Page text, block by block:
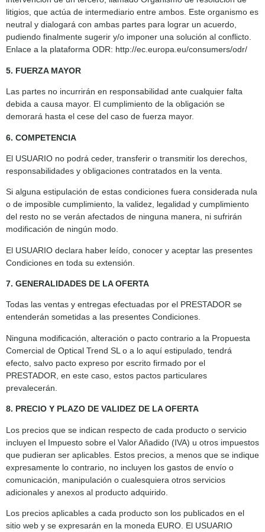
litigios, que actúa de intermediario entre ambos. Este organismo es
neutral y dialogará con ambas partes para lograr un acuerdo,
pudiendo finalmente sugerir y/o imponer una solución al conflicto.
Enlace a la plataforma ODR: http://ec.europa.eu/consumers/odr/
5. FUERZA MAYOR
Las partes no incurrirán en responsabilidad ante cualquier falta
debida a causa mayor. El cumplimiento de la obligación se
demorará hasta el cese del caso de fuerza mayor.
6. COMPETENCIA
El USUARIO no podrá ceder, transferir o transmitir los derechos,
responsabilidades y obligaciones contratados en la venta.
Si alguna estipulación de estas condiciones fuera considerada nula
o de imposible cumplimiento, la validez, legalidad y cumplimiento
del resto no se verán afectados de ninguna manera, ni sufrirán
modificación de ningún modo.
El USUARIO declara haber leído, conocer y aceptar las presentes
Condiciones en toda su extensión.
7. GENERALIDADES DE LA OFERTA
Todas las ventas y entregas efectuadas por el PRESTADOR se
entenderán sometidas a las presentes Condiciones.
Ninguna modificación, alteración o pacto contrario a la Propuesta
Comercial de Optical Trend SL o a lo aquí estipulado, tendrá
efecto, salvo pacto expreso por escrito firmado por el
PRESTADOR, en este caso, estos pactos particulares
prevalecerán.
8. PRECIO Y PLAZO DE VALIDEZ DE LA OFERTA
Los precios que se indican respecto de cada producto o servicio
incluyen el Impuesto sobre el Valor Añadido (IVA) u otros impuestos
que pudieran ser aplicables. Estos precios, a menos que se indique
expresamente lo contrario, no incluyen los gastos de envío o
comunicación, manipulación o cualesquiera otros servicios
adicionales y anexos al producto adquirido.
Los precios aplicables a cada producto son los publicados en el
sitio web y se expresarán en la moneda EURO. El USUARIO